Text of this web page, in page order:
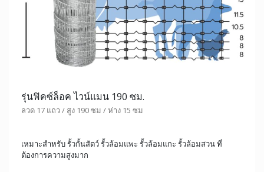
รุ่นฟิคซ์ล็อค ไวน์แมน 190 ซม.
ลวด 17 แถว / สูง 190 ซม / ห่าง 15 ซม
เหมาะสำหรับ รั้วกั้นสัตว์ รั้วล้อมแพะ รั้วล้อมแกะ รั้วล้อมสวน ที่
ต้องการความสูงมาก